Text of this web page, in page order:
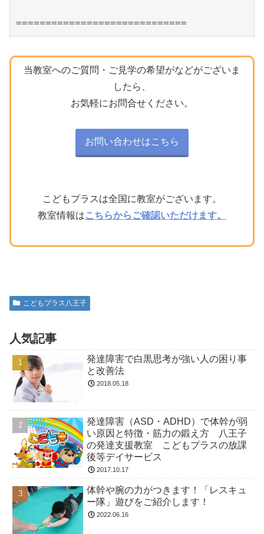
=============================
当教室へのご質問・ご見学の希望がなどがございま
したら、
お気軽にお問合せください。
お問い合わせはこちら
こどもプラスは全国に教室がございます。
教室情報はこちらからご確認いただけます。
こどもプラス八王子
人気記事
発達障害で白黒思考が強い人の困り事
と改善法
2018.05.18
発達障害（ASD・ADHD）で体幹が弱
い原因と特徴・筋力の鍛え方 八王子
の発達支援教室 こどもプラスの放課
後等デイサービス
2017.10.17
体幹や腕の力がつきます！「レスキュ
ー隊」遊びをご紹介します！
2022.06.16